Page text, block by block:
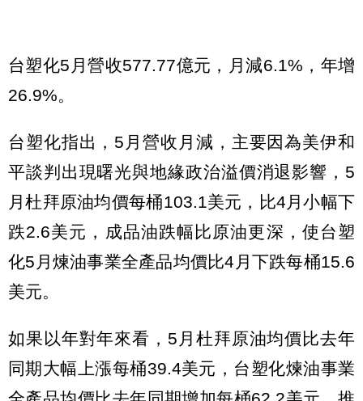
台塑化5月營收577.77億元，月減6.1%，年增
26.9%。
台塑化指出，5月營收月減，主要因為美伊和
平談判出現曙光與地緣政治溢價消退影響，5
月杜拜原油均價每桶103.1美元，比4月小幅下
跌2.6美元，成品油跌幅比原油更深，使台塑
化5月煉油事業全產品均價比4月下跌每桶15.6
美元。
如果以年對年來看，5月杜拜原油均價比去年
同期大幅上漲每桶39.4美元，台塑化煉油事業